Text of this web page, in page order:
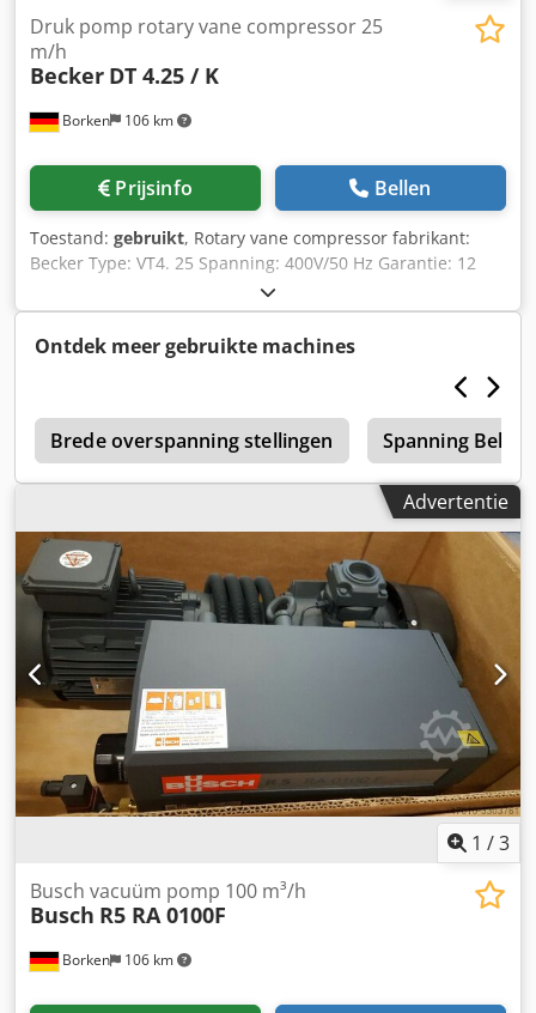
Borken 106 km
Druk pomp rotary vane compressor 25
m/h
Becker DT 4.25 / K
Prijsinfo Bellen
Toestand: gebruikt, Rotary vane compressor fabrikant:
Becker Type: VT4. 25 Spanning: 400V/50 Hz Garantie: 12
maanden Statuut: Herbouwd en nieuw geschilderd Druk
capaciteit: 25 m ³/h Chsdpeb Ii Arofx Am Roa Kwijting druk:
Max + 1 bar (rel) Accessoires: handleiding
Ontdek meer gebruikte machines
Brede overspanning stellingen Spanning
Advertentie
1 /3
Borken 106 km
Busch vacuüm pomp 100 m³/h
Busch R5 RA 0100F